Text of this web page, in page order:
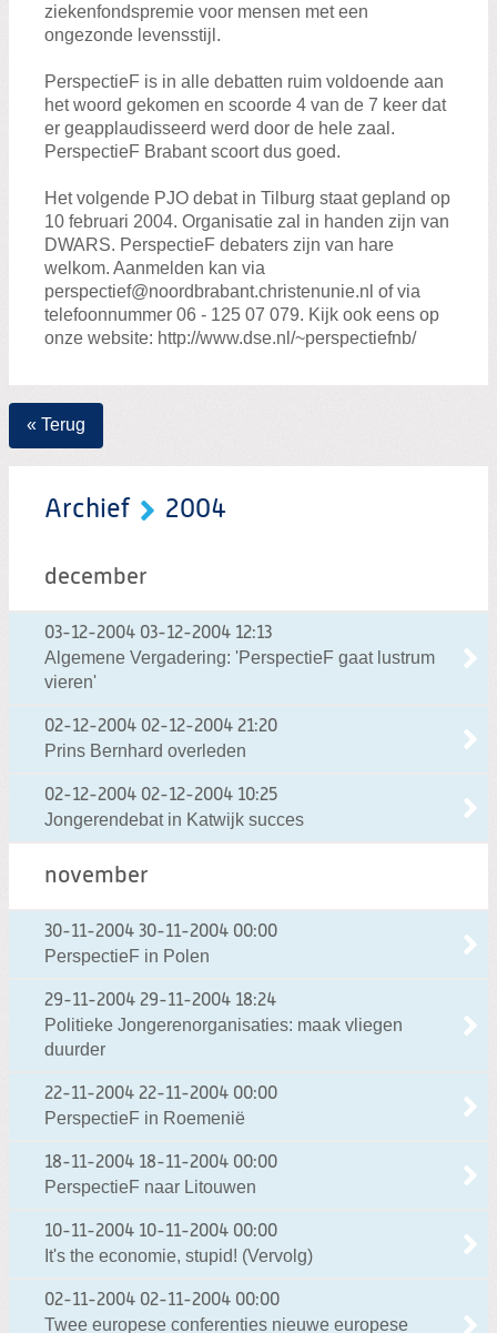
ziekenfondspremie voor mensen met een
ongezonde levensstijl.
PerspectieF is in alle debatten ruim voldoende aan
het woord gekomen en scoorde 4 van de 7 keer dat
er geapplaudisseerd werd door de hele zaal.
PerspectieF Brabant scoort dus goed.
Het volgende PJO debat in Tilburg staat gepland op
10 februari 2004. Organisatie zal in handen zijn van
DWARS. PerspectieF debaters zijn van hare
welkom. Aanmelden kan via
perspectief@noordbrabant.christenunie.nl of via
telefoonnummer 06 - 125 07 079. Kijk ook eens op
onze website: http://www.dse.nl/~perspectiefnb/
« Terug
Archief 2004
december
03-12-2004 03-12-2004 12:13
Algemene Vergadering: 'PerspectieF gaat lustrum
vieren'
02-12-2004 02-12-2004 21:20
Prins Bernhard overleden
02-12-2004 02-12-2004 10:25
Jongerendebat in Katwijk succes
november
30-11-2004 30-11-2004 00:00
PerspectieF in Polen
29-11-2004 29-11-2004 18:24
Politieke Jongerenorganisaties: maak vliegen
duurder
22-11-2004 22-11-2004 00:00
PerspectieF in Roemenië
18-11-2004 18-11-2004 00:00
PerspectieF naar Litouwen
10-11-2004 10-11-2004 00:00
It's the economie, stupid! (Vervolg)
02-11-2004 02-11-2004 00:00
Twee europese conferenties nieuwe europese